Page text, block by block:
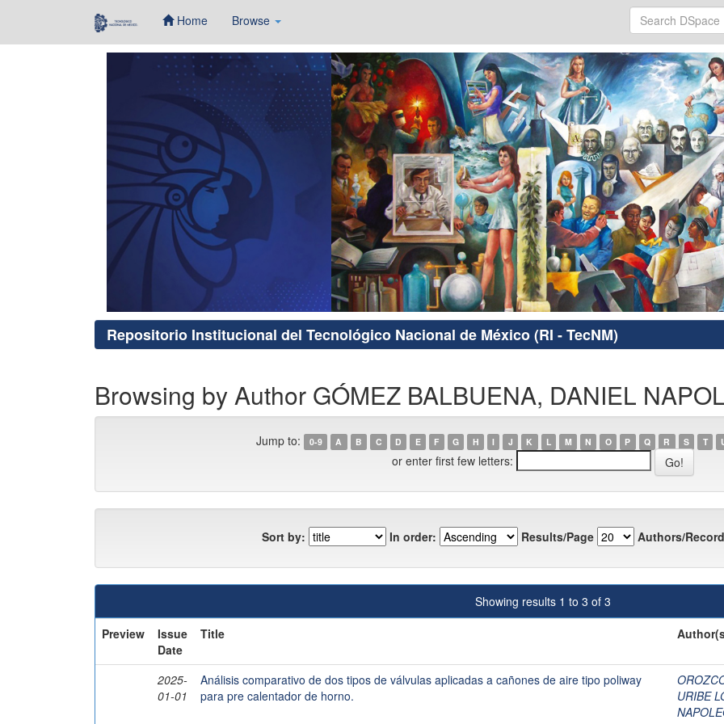
Home Browse
Repositorio Institucional del Tecnológico Nacional de México (RI - TecNM)
Browsing by Author GÓMEZ BALBUENA, DANIEL
Jump to: 0-9 A B C D E F G H I J K L M N O P Q R S T
or enter first few letters:
Sort by: In order: Results/Page Authors/
Showing results 1 to 3 of 3
Preview
Issue
Date
Title
2025-
01-01
Análisis comparativo de dos tipos de válvulas aplicadas a cañones de aire tipo poliway
para pre calentador de horno.
URIBE